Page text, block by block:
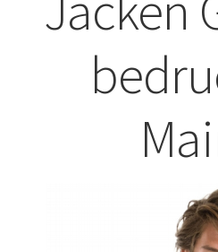
ABISHIRTS BEDRUCKEN
ABISHIRTS BEDRUCKEN
ABISHIRTS BEDRUCKEN
Afghanischer Windhund T-